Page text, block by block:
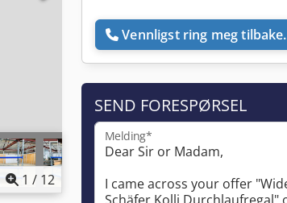
1 / 12
Vennligst ring meg tilbake.
SEND FORESPØRSEL
Melding*